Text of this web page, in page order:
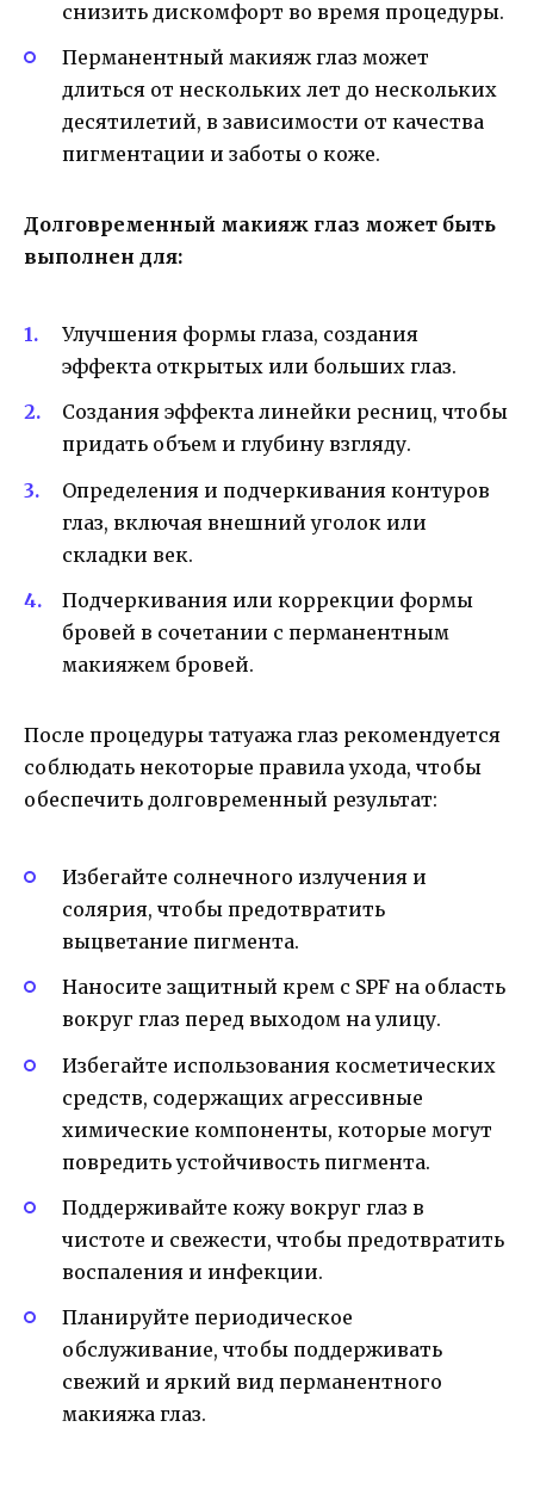
снизить дискомфорт во время процедуры.
Перманентный макияж глаз может
длиться от нескольких лет до нескольких
десятилетий, в зависимости от качества
пигментации и заботы о коже.
Долговременный макияж глаз может быть
выполнен для:
Улучшения формы глаза, создания
эффекта открытых или больших глаз.
Создания эффекта линейки ресниц, чтобы
придать объем и глубину взгляду.
Определения и подчеркивания контуров
глаз, включая внешний уголок или
складки век.
Подчеркивания или коррекции формы
бровей в сочетании с перманентным
макияжем бровей.
После процедуры татуажа глаз рекомендуется
соблюдать некоторые правила ухода, чтобы
обеспечить долговременный результат:
Избегайте солнечного излучения и
солярия, чтобы предотвратить
выцветание пигмента.
Наносите защитный крем с SPF на область
вокруг глаз перед выходом на улицу.
Избегайте использования косметических
средств, содержащих агрессивные
химические компоненты, которые могут
повредить устойчивость пигмента.
Поддерживайте кожу вокруг глаз в
чистоте и свежести, чтобы предотвратить
воспаления и инфекции.
Планируйте периодическое
обслуживание, чтобы поддерживать
свежий и яркий вид перманентного
макияжа глаз.